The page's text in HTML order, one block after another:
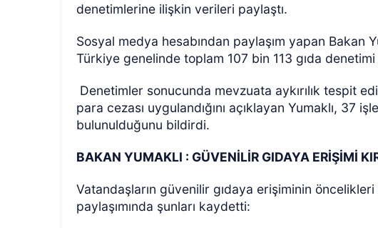
denetimlerine ilişkin verileri paylaştı.
Sosyal medya hesabından paylaşım yapan Bakan
Türkiye genelinde toplam 107 bin 113 gıda denetimi
Denetimler sonucunda mevzuata aykırılık tespit
para cezası uygulandığını açıklayan Yumaklı, 37
bulunulduğunu bildirdi.
BAKAN YUMAKLI : GÜVENİLİR GIDAYA ERİŞİMİ
Vatandaşların güvenilir gıdaya erişiminin öncelikleri
paylaşımında şunları kaydetti: